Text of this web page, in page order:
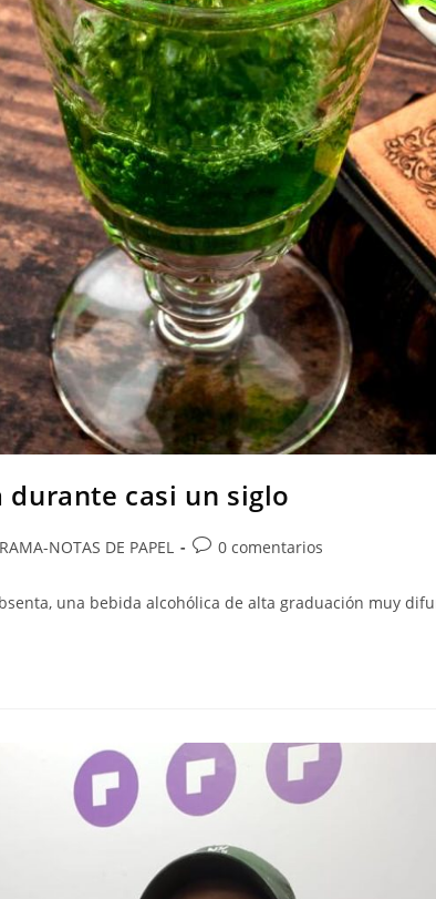
casi un siglo
NOTAS DE PAPEL 0 comentarios
una bebida alcohólica de alta graduación muy